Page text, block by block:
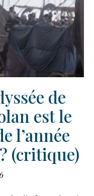
de
est le
l’année
(critique)